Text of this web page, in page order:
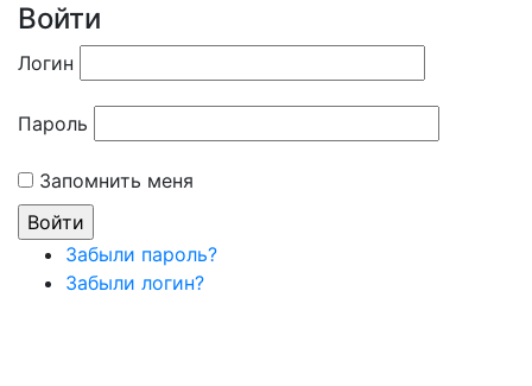
Войти
Логин
Пароль
Запомнить меня
Забыли пароль?
Забыли логин?